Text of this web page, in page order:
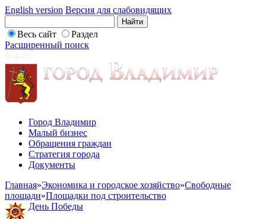
English version Версия для слабовидящих
Весь сайт
Раздел
Расширенный поиск
Город Владимир
Малый бизнес
Обращения граждан
Стратегия города
Документы
Главная»Экономика и городское хозяйство»Свободные
площади»Площадки под строительство
День Победы